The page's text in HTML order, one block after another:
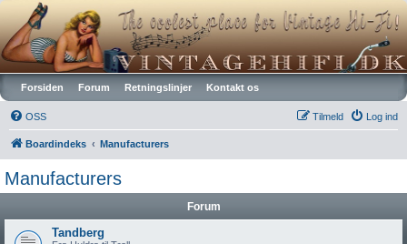
Vintagehifi.dk
Forsiden Forum Retningslinjer Kontakt os
OSS Log ind
Tilmeld
Boardindeks Manufacturers
Manufacturers
Forum
Tandberg